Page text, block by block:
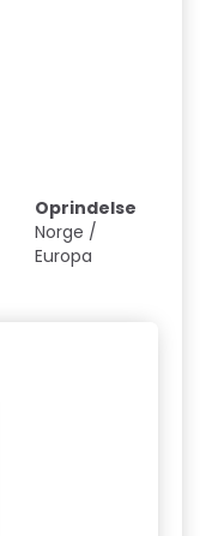
Oprindelse
Norge /
Europa